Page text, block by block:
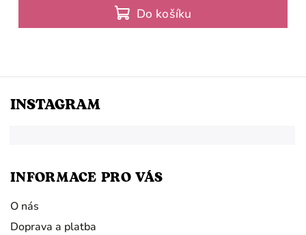
Do košíku
INSTAGRAM
INFORMACE PRO VÁS
O nás
Doprava a platba